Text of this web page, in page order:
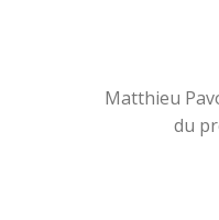
Matthieu
du